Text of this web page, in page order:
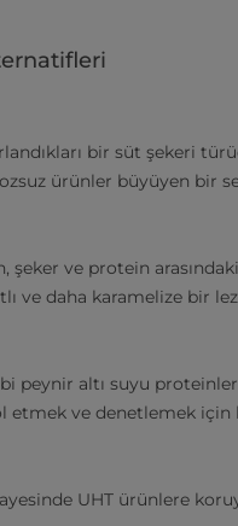
bir süt şekeri
ürünler büyüyen bir
şeker ve protein
ve daha karamelize bir
altı suyu
etmek ve denetlemek için
UHT ürünlere